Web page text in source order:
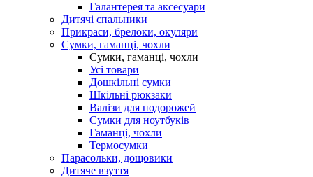
Галантерея та аксесуари
Дитячі спальники
Прикраси, брелоки, окуляри
Сумки, гаманці, чохли
Сумки, гаманці, чохли
Усі товари
Дошкільні сумки
Шкільні рюкзаки
Валізи для подорожей
Сумки для ноутбуків
Гаманці, чохли
Термосумки
Парасольки, дощовики
Дитяче взуття